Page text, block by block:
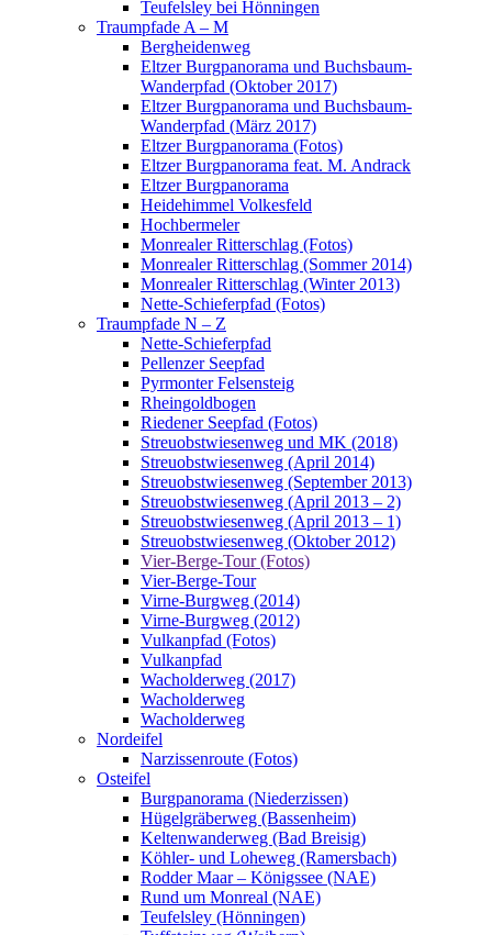
Teufelsley bei Hönningen
Traumpfade A – M
Bergheidenweg
Eltzer Burgpanorama und Buchsbaum-
Wanderpfad (Oktober 2017)
Eltzer Burgpanorama und Buchsbaum-
Wanderpfad (März 2017)
Eltzer Burgpanorama (Fotos)
Eltzer Burgpanorama feat. M. Andrack
Eltzer Burgpanorama
Heidehimmel Volkesfeld
Hochbermeler
Monrealer Ritterschlag (Fotos)
Monrealer Ritterschlag (Sommer 2014)
Monrealer Ritterschlag (Winter 2013)
Nette-Schieferpfad (Fotos)
Traumpfade N – Z
Nette-Schieferpfad
Pellenzer Seepfad
Pyrmonter Felsensteig
Rheingoldbogen
Riedener Seepfad (Fotos)
Streuobstwiesenweg und MK (2018)
Streuobstwiesenweg (April 2014)
Streuobstwiesenweg (September 2013)
Streuobstwiesenweg (April 2013 – 2)
Streuobstwiesenweg (April 2013 – 1)
Streuobstwiesenweg (Oktober 2012)
Vier-Berge-Tour (Fotos)
Vier-Berge-Tour
Virne-Burgweg (2014)
Virne-Burgweg (2012)
Vulkanpfad (Fotos)
Vulkanpfad
Wacholderweg (2017)
Wacholderweg
Wacholderweg
Nordeifel
Narzissenroute (Fotos)
Osteifel
Burgpanorama (Niederzissen)
Hügelgräberweg (Bassenheim)
Keltenwanderweg (Bad Breisig)
Köhler- und Loheweg (Ramersbach)
Rodder Maar – Königssee (NAE)
Rund um Monreal (NAE)
Teufelsley (Hönningen)